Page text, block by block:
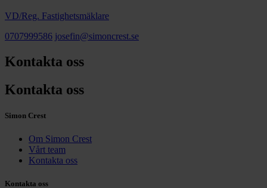
VD/Reg. Fastighetsmäklare
0707999586 josefin@simoncrest.se
Kontakta oss
Kontakta oss
Simon Crest
Om Simon Crest
Vårt team
Kontakta oss
Kontakta oss